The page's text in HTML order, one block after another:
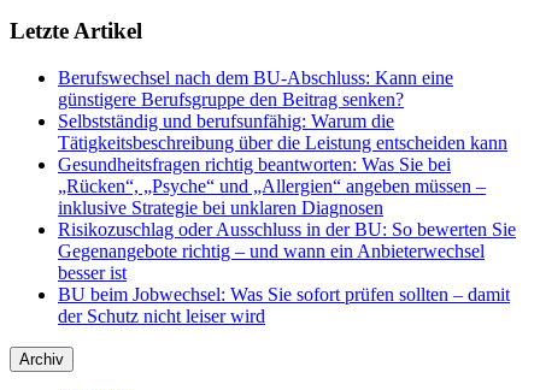
Letzte Artikel
Berufswechsel nach dem BU-Abschluss: Kann eine
günstigere Berufsgruppe den Beitrag senken?
Selbstständig und berufsunfähig: Warum die
Tätigkeitsbeschreibung über die Leistung entscheiden kann
Gesundheitsfragen richtig beantworten: Was Sie bei
„Rücken“, „Psyche“ und „Allergien“ angeben müssen –
inklusive Strategie bei unklaren Diagnosen
Risikozuschlag oder Ausschluss in der BU: So bewerten Sie
Gegenangebote richtig – und wann ein Anbieterwechsel
besser ist
BU beim Jobwechsel: Was Sie sofort prüfen sollten – damit
der Schutz nicht leiser wird
Archiv